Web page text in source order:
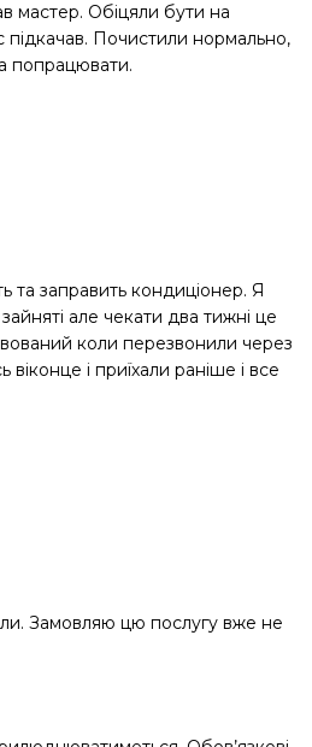
мастер. Обіцяли бути на
підкачав. Почистили нормально,
попрацювати.
та заправить кондиціонер. Я
але чекати два тижні це
коли перезвонили через
віконце і приїхали раніше і все
Замовляю цю послугу вже не